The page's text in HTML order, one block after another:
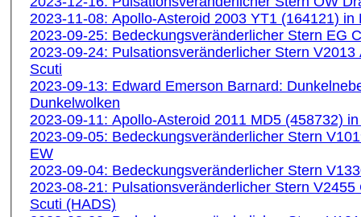
2023-11-08: Apollo-Asteroid 2003 YT1 (164121) in
2023-09-25: Bedeckungsveränderlicher Stern EG
2023-09-24: Pulsationsveränderlicher Stern V2013
Scuti
2023-09-13: Edward Emerson Barnard:
Dunkelwolken
2023-09-11: Apollo-Asteroid 2011 MD5 (458732)
2023-09-05: Bedeckungsveränderlicher Stern
EW
2023-09-04: Bedeckungsveränderlicher Stern
2023-08-21: Pulsationsveränderlicher Stern V2455
Scuti (HADS)